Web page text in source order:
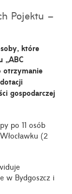
Pojektu –
które
„ABC
otrzymanie
gospodarczej
po 11 osób
(2
w Bydgoszcz i